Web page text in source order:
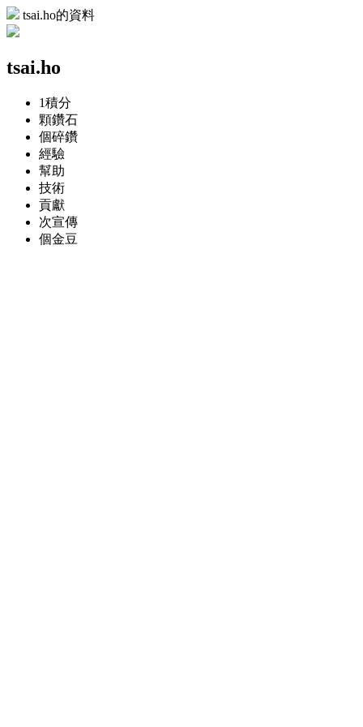
tsai.ho的資料
tsai.ho
1積分
顆鑽石
個碎鑽
經驗
幫助
技術
貢獻
次宣傳
個金豆